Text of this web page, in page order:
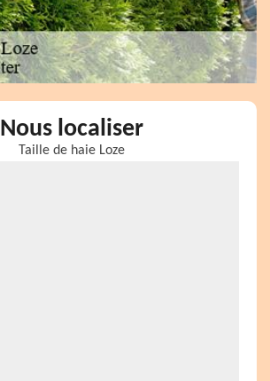
Nous localiser
Taille de haie Loze